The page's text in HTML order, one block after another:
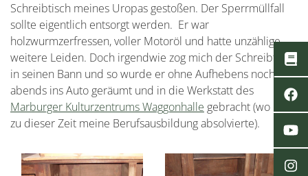
Schreibtisch meines Uropas gestoßen. Der Sperrmüllfall
sollte eigentlich entsorgt werden. Er war
holzwurmzerfressen, voller Motoröl und hatte unzählige
weitere Leiden. Doch irgendwie zog mich der Schreibtisch
in seinen Bann und so wurde er ohne Aufhebens noch
abends ins Auto geräumt und in die Werkstatt des
Marburger Kulturzentrums Waggonhalle gebracht (wo ich
zu dieser Zeit meine Berufsausbildung absolvierte).